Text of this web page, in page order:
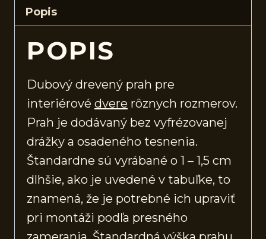
Popis
POPIS
Dubový drevený prah pre
interiérové dvere rôznych rozmerov.
Prah je dodávaný bez vyfrézovanej
drážky a osadeného tesnenia.
Štandardne sú vyrábané o 1 – 1,5 cm
dlhšie, ako je uvedené v tabuľke, to
znamená, že je potrebné ich upraviť
pri montáži podľa presného